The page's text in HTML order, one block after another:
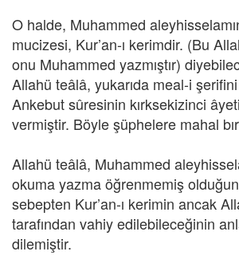
O halde, Muhammed
mucizesi, Kur’an-ı kerimdir. (Bu
onu Muhammed yazmıştır)
Allahü teâlâ, yukarıda meal-i
Ankebut sûresinin kırksekizinci
vermiştir. Böyle şüphelere mahal
Allahü teâlâ, Muhammed
okuma yazma öğrenmemiş
sebepten Kur’an-ı kerimin ancak
tarafından vahiy edilebileceğinin
dilemiştir.